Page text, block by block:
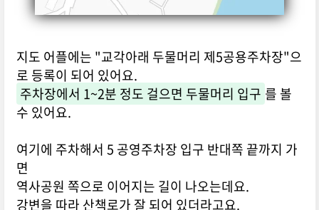
지도 어플에는 "교각아래 두물머리 제5공용주차장"으
로 등록이 되어 있어요.
주차장에서 1~2분 정도 걸으면 두물머리 입구 를 볼
수 있어요.
여기에 주차해서 5 공영주차장 입구 반대쪽 끝까지 가
면
역사공원 쪽으로 이어지는 길이 나오는데요.
강변을 따라 산책로가 잘 되어 있더라고요.